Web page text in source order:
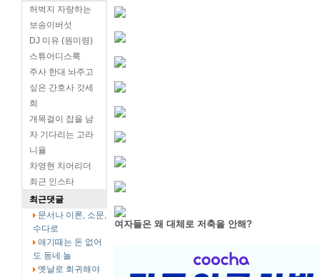
허벅지 자랑하는
보송이버섯
DJ 미유 (원미령)
스튜어디스룩
주사 한대 놔주고
싶은 간호사 갓세
희
개목걸이 잡을 남
자 기다리는 고라
니율
차영현 치어리더
최근 인스타
최근댓글
문서나 이론, 소문,
수다로
애기때는 돈 없어
도 동네 놀
옛날로 회귀해야
여자들은 왜 대체로 저축을 안해?